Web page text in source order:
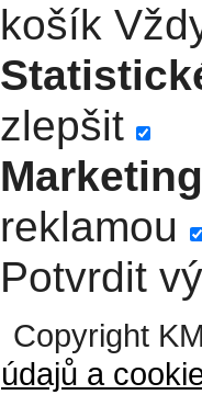
košík
zlepšit
reklamou
Potvrdit
Copyright
údajů a